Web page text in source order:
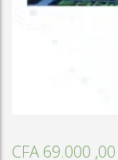
CFA 69.000 ,00